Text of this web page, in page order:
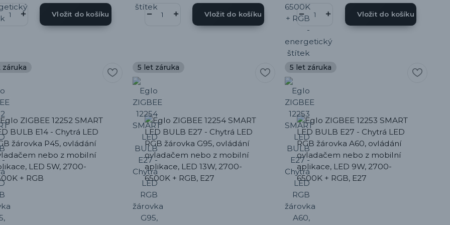
Vložit do košíku Vložit do košíku Vložit do košíku
záruka 5 let záruka 5 let záruka